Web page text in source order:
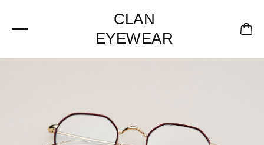
CLAN
EYEWEAR